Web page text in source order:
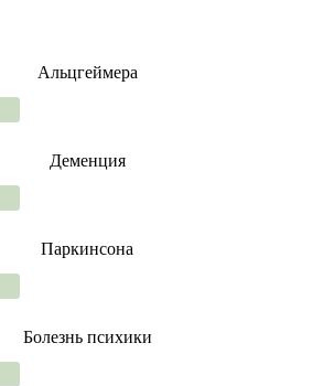
Альцгеймера
Деменция
Паркинсона
Болезнь психики